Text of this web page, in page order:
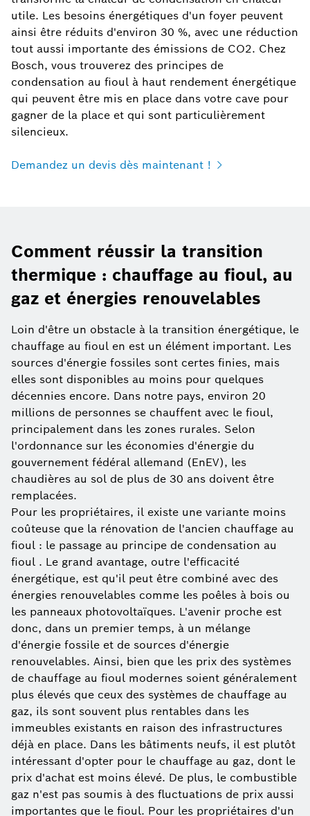
utile. Les besoins énergétiques d'un foyer peuvent
ainsi être réduits d'environ 30 %, avec une réduction
tout aussi importante des émissions de CO2. Chez
Bosch, vous trouverez des principes de
condensation au fioul à haut rendement énergétique
qui peuvent être mis en place dans votre cave pour
gagner de la place et qui sont particulièrement
silencieux.
Demandez un devis dès maintenant !
Comment réussir la transition
thermique : chauffage au fioul, au
gaz et énergies renouvelables
Loin d'être un obstacle à la transition énergétique, le
chauffage au fioul en est un élément important. Les
sources d'énergie fossiles sont certes finies, mais
elles sont disponibles au moins pour quelques
décennies encore. Dans notre pays, environ 20
millions de personnes se chauffent avec le fioul,
principalement dans les zones rurales. Selon
l'ordonnance sur les économies d'énergie du
gouvernement fédéral allemand (EnEV), les
chaudières au sol de plus de 30 ans doivent être
remplacées.
Pour les propriétaires, il existe une variante moins
coûteuse que la rénovation de l'ancien chauffage au
fioul : le passage au principe de condensation au
fioul . Le grand avantage, outre l'efficacité
énergétique, est qu'il peut être combiné avec des
énergies renouvelables comme les poêles à bois ou
les panneaux photovoltaïques. L'avenir proche est
donc, dans un premier temps, à un mélange
d'énergie fossile et de sources d'énergie
renouvelables. Ainsi, bien que les prix des systèmes
de chauffage au fioul modernes soient généralement
plus élevés que ceux des systèmes de chauffage au
gaz, ils sont souvent plus rentables dans les
immeubles existants en raison des infrastructures
déjà en place. Dans les bâtiments neufs, il est plutôt
intéressant d'opter pour le chauffage au gaz, dont le
prix d'achat est moins élevé. De plus, le combustible
gaz n'est pas soumis à des fluctuations de prix aussi
importantes que le fioul. Pour les propriétaires d'un